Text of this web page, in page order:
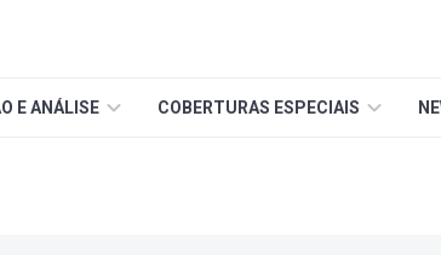
E ANÁLISE COBERTURAS ESPECIAIS